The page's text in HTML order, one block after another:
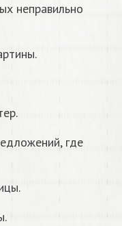
неправильно
где